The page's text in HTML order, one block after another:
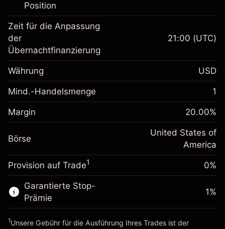
$1,000.00
Anpassung der
Übernachtfinanzierung
Gebühren aus
Positionswert
-0.02154
%
Positionsgröße mit Hebelwirkung
~$5,000.00
Geld aus Hebelwirkung ~
$4,000.00
Zur Plattform
Position
Margin. Ihre Investition
Anpassung der
Übernachtfinanzierung
-0.000682
%
(-$0.03)
Positionsgröße mit Hebelwirkung
~$5,000.00
Geld aus Hebelwirkung ~
Zur Plattform
Zeit für die Anpassung
der
Übernachtfinanzierung
21:00 (UTC)
Währung USD
Mind.-Handelsmenge 1
Margin 20.00%
Börse
United States of
America
Provision auf Trade1 0%
Garantierte Stop-
Prämie
1%
1Unsere Gebühr für die Ausführung Ihres Trades ist der